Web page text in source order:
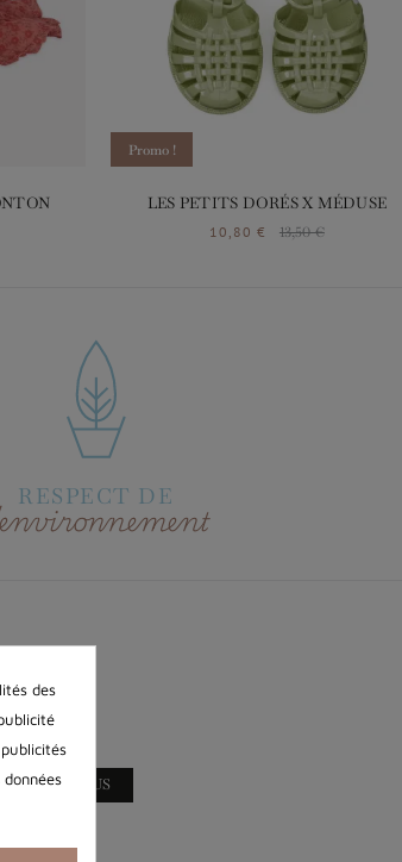
Promo !
LES PETITS DORÉS X MÉDUSE
Prix
10,80 €
Prix de base
13,50 €
RESPECT DE
NOUS
NOUS
des